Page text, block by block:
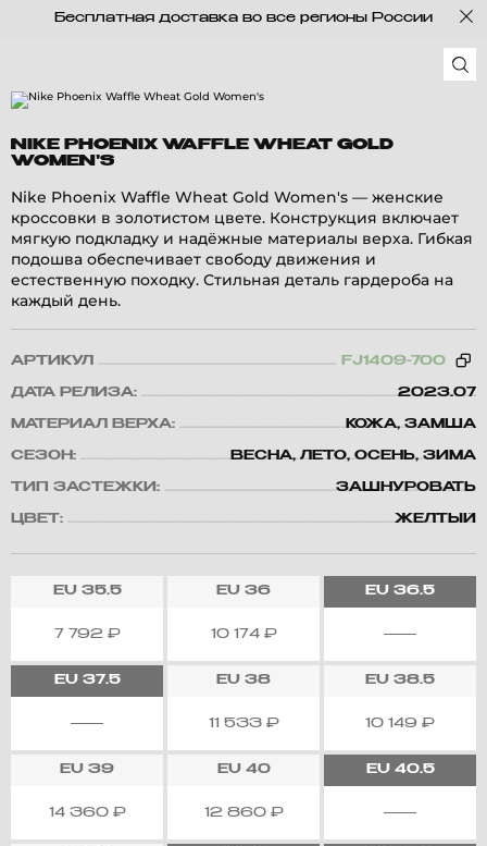
Бесплатная доставка во все регионы России
NIKE PHOENIX WAFFLE WHEAT GOLD
WOMEN'S
Nike Phoenix Waffle Wheat Gold Women's — женские
кроссовки в золотистом цвете. Конструкция включает
мягкую подкладку и надёжные материалы верха. Гибкая
подошва обеспечивает свободу движения и
естественную походку. Стильная деталь гардероба на
каждый день.
АРТИКУЛ FJ1409-700
ДАТА РЕЛИЗА: 2023.07
МАТЕРИАЛ ВЕРХА: КОЖА, ЗАМША
СЕЗОН: ВЕСНА, ЛЕТО, ОСЕНЬ, ЗИМА
ТИП ЗАСТЕЖКИ: ЗАШНУРОВАТЬ
ЦВЕТ: ЖЕЛТЫЙ
EU35.5
7 792 ₽
EU 36
10 174 ₽
EU 36.5
EU37.5 EU 38
11 533 ₽
EU 38.5
10 149 ₽
EU 39
14 360 ₽
EU40
12 860 ₽
EU40.5